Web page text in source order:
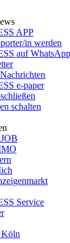
APP
in werden
auf WhatsApp
e-paper
schalten
Service
Köln